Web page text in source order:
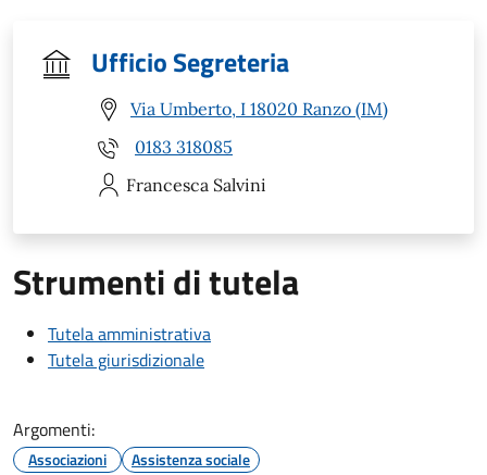
Ufficio Segreteria
Via Umberto, I 18020 Ranzo (IM)
0183 318085
Francesca Salvini
Strumenti di tutela
Tutela amministrativa
Tutela giurisdizionale
Argomenti:
Associazioni Assistenza sociale